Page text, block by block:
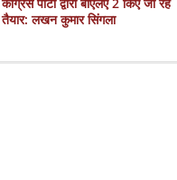
तैयार: लखन कुमार सिंगला